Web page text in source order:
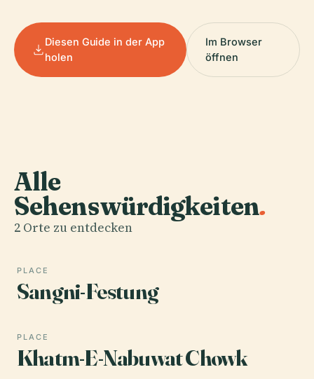
Diesen Guide in der App
holen
Im Browser
öffnen
Alle
Sehenswürdigkeiten.
2 Orte zu entdecken
PLACE
Sangni-Festung
PLACE
Khatm-E-Nabuwat Chowk